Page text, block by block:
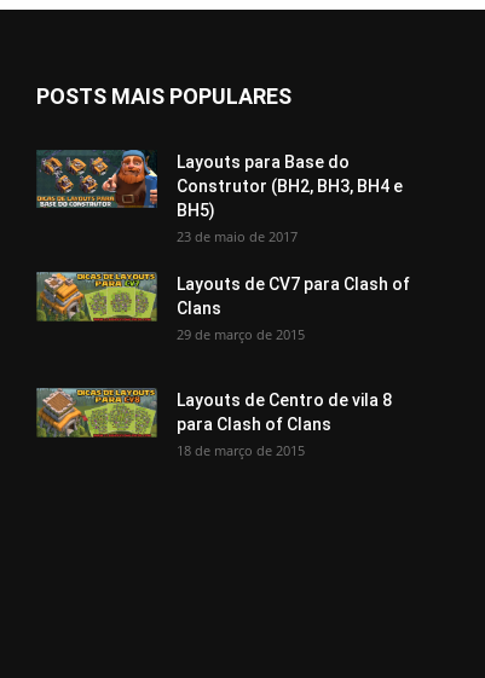
POSTS MAIS POPULARES
Layouts para Base do
Construtor (BH2, BH3, BH4 e
BH5)
23 de maio de 2017
Layouts de CV7 para Clash of
Clans
29 de março de 2015
Layouts de Centro de vila 8
para Clash of Clans
18 de março de 2015